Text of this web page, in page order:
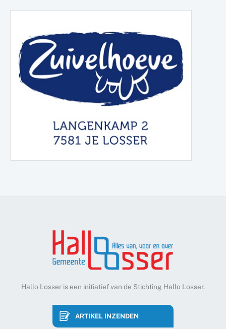
Hallo Losser is een initiatief van de Stichting Hallo Losser.
ARTIKEL INZENDEN